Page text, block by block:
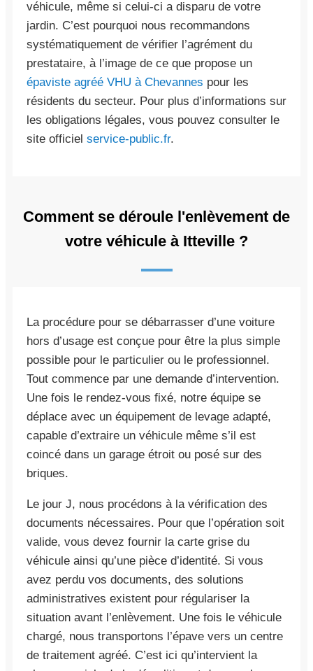
véhicule, même si celui-ci a disparu de votre
jardin. C’est pourquoi nous recommandons
systématiquement de vérifier l’agrément du
prestataire, à l’image de ce que propose un
épaviste agréé VHU à Chevannes pour les
résidents du secteur. Pour plus d’informations sur
les obligations légales, vous pouvez consulter le
site officiel service-public.fr.
Comment se déroule l'enlèvement de
votre véhicule à Itteville ?
La procédure pour se débarrasser d’une voiture
hors d’usage est conçue pour être la plus simple
possible pour le particulier ou le professionnel.
Tout commence par une demande d’intervention.
Une fois le rendez-vous fixé, notre équipe se
déplace avec un équipement de levage adapté,
capable d’extraire un véhicule même s’il est
coincé dans un garage étroit ou posé sur des
briques.
Le jour J, nous procédons à la vérification des
documents nécessaires. Pour que l’opération soit
valide, vous devez fournir la carte grise du
véhicule ainsi qu’une pièce d’identité. Si vous
avez perdu vos documents, des solutions
administratives existent pour régulariser la
situation avant l’enlèvement. Une fois le véhicule
chargé, nous transportons l’épave vers un centre
de traitement agréé. C’est ici qu’intervient la